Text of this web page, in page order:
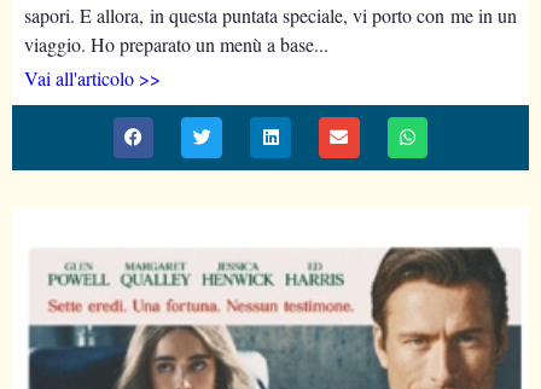
sapori. E allora, in questa puntata speciale, vi porto con me in un
viaggio. Ho preparato un menù a base...
Vai all'articolo >>